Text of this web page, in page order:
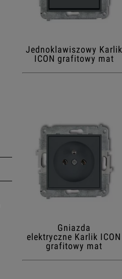
Jednoklawiszowy Karlik
ICON grafitowy mat
Gniazda
elektryczne Karlik ICON
grafitowy mat